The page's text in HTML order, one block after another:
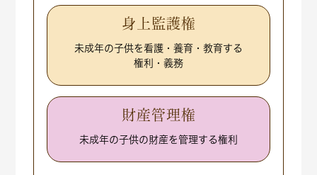
身上監護権
未成年の子供を看護・養育・教育する
権利・義務
財産管理権
未成年の子供の財産を管理する権利